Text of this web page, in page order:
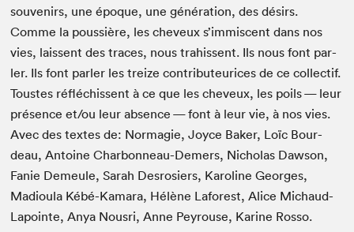
sou­venirs, une époque, une généra­tion, des désirs.
Comme la pous­sière, les cheveux s’immiscent dans nos
vies, lais­sent des traces, nous trahissent. Ils nous font par­
ler. Ils font par­ler les treize con­tribu­teurices de ce col­lec­tif.
Tou­stes réfléchissent à ce que les cheveux, les poils — leur
présence et/​ou leur absence — font à leur vie, à nos vies.
Avec des textes de: Nor­magie, Joyce Bak­er, Loïc Bour­
deau, Antoine Char­bon­neau-Demers, Nicholas Daw­son,
Fanie Demeule, Sarah Desrosiers, Karo­line Georges,
Madioula Kébé-Kama­ra, Hélène Lafor­est, Alice Michaud-
Lapointe, Anya Nous­ri, Anne Pey­rouse, Karine Rosso.